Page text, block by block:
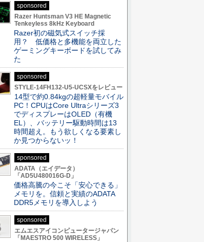
sponsored
Razer Huntsman V3 HE Magnetic
Tenkeyless 8kHz Keyboard
Razer初の磁気式スイッチ採
用？ 低価格と多機能を両立した
ゲーミングキーボードを試してみ
た
sponsored
STYLE-14FH132-U5-UCSXをレビュー
14型で約0.84kgの超軽量モバイル
PC！CPUはCore Ultraシリーズ3
でディスプレーはOLED（有機
EL）、バッテリー駆動時間は13
時間超え。もう欲しくなる要素し
か見つからないッ！
sponsored
ADATA（エイデータ）
「AD5U480016G-D」
価格高騰の今こそ「安心できる」
メモリを。信頼と実績のADATA
DDR5メモリを導入しよう
sponsored
エムエスアイコンピュータージャパン
「MAESTRO 500 WIRELESS」